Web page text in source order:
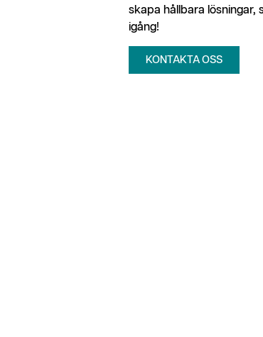
skapa hållbara lösningar,
igång!
KONTAKTA OSS